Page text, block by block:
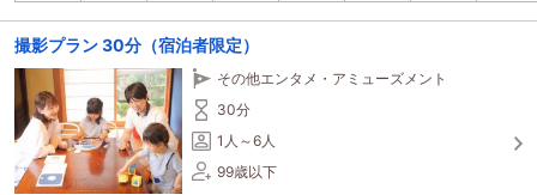
撮影プラン 30分（宿泊者限定）
その他エンタメ・アミューズメント
30分
1人～6人
99歳以下